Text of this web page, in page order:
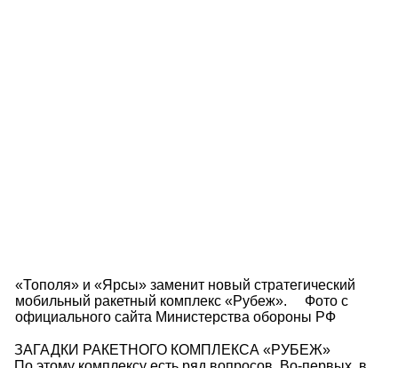
«Тополя» и «Ярсы» заменит новый стратегический
мобильный ракетный комплекс «Рубеж». Фото с
официального сайта Министерства обороны РФ
ЗАГАДКИ РАКЕТНОГО КОМПЛЕКСА «РУБЕЖ»